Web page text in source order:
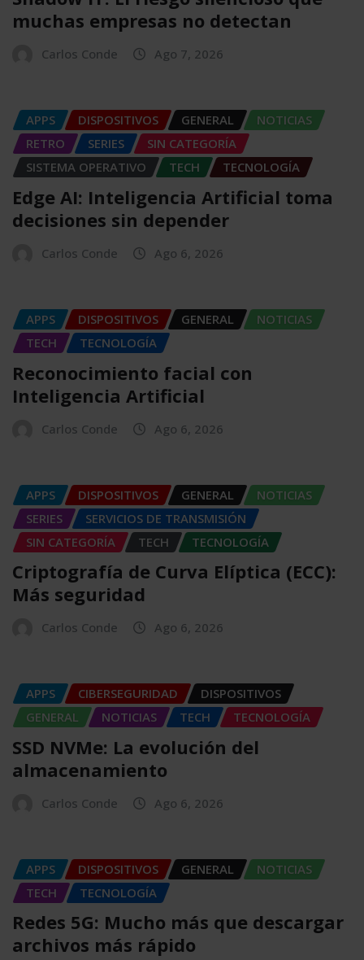
muchas empresas no detectan
Carlos Conde Ago 7, 2026
APPS DISPOSITIVOS GENERAL
NOTICIAS
RETRO
SERIES
SIN CATEGORÍA
SISTEMA OPERATIVO
TECH TECNOLOGÍA
Edge AI: Inteligencia Artificial toma
decisiones sin depender
Carlos Conde Ago 6, 2026
APPS DISPOSITIVOS GENERAL
NOTICIAS
TECH
TECNOLOGÍA
Reconocimiento facial con
Inteligencia Artificial
Carlos Conde Ago 6, 2026
APPS DISPOSITIVOS GENERAL
NOTICIAS
SERIES
SERVICIOS DE TRANSMISIÓN
SIN CATEGORÍA
TECH TECNOLOGÍA
Criptografía de Curva Elíptica (ECC):
Más seguridad
Carlos Conde Ago 6, 2026
APPS CIBERSEGURIDAD
DISPOSITIVOS
GENERAL
NOTICIAS TECH TECNOLOGÍA
SSD NVMe: La evolución del
almacenamiento
Carlos Conde Ago 6, 2026
APPS DISPOSITIVOS GENERAL
NOTICIAS
TECH
TECNOLOGÍA
Redes 5G: Mucho más que descargar
archivos más rápido